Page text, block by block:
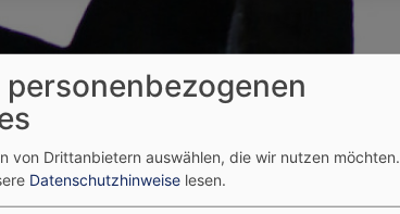
von Drittanbietern auswählen, die wir nutzen möchten.
Datenschutzhinweise lesen.